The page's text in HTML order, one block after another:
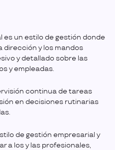
es un estilo de gestión donde
dirección y los mandos
y detallado sobre las
y empleadas.
continua de tareas
en decisiones rutinarias
de gestión empresarial y
a los y las profesionales,